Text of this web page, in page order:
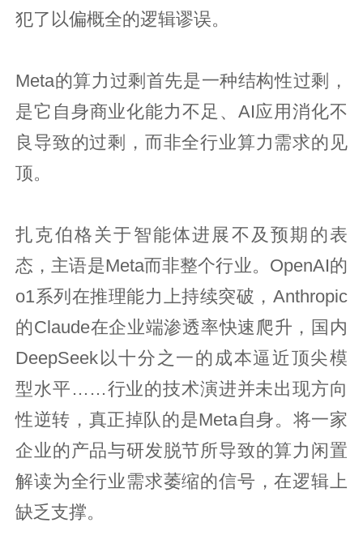
犯了以偏概全的逻辑谬误。
Meta的算力过剩首先是一种结构性过剩，
是它自身商业化能力不足、AI应用消化不
良导致的过剩，而非全行业算力需求的见
顶。
扎克伯格关于智能体进展不及预期的表
态，主语是Meta而非整个行业。OpenAI的
o1系列在推理能力上持续突破，Anthropic
的Claude在企业端渗透率快速爬升，国内
DeepSeek以十分之一的成本逼近顶尖模
型水平……行业的技术演进并未出现方向
性逆转，真正掉队的是Meta自身。将一家
企业的产品与研发脱节所导致的算力闲置
解读为全行业需求萎缩的信号，在逻辑上
缺乏支撑。